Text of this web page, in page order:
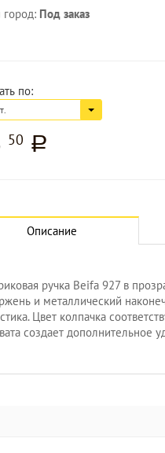
Под заказ
по:
50 a
Описание
ручка Beifa 927 в
и металлический
Цвет колпачка
создает дополнительное